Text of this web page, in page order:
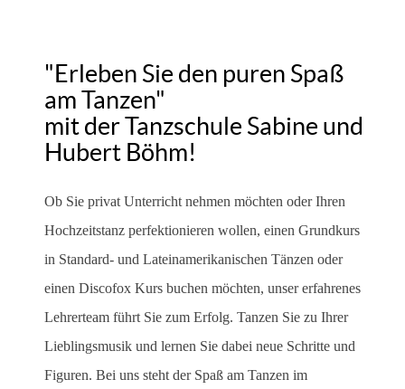
"Erleben Sie den puren Spaß
am Tanzen"
mit der Tanzschule Sabine und
Hubert Böhm!
Ob Sie privat Unterricht nehmen möchten oder Ihren
Hochzeitstanz perfektionieren wollen, einen Grundkurs
in Standard- und Lateinamerikanischen Tänzen oder
einen Discofox Kurs buchen möchten, unser erfahrenes
Lehrerteam führt Sie zum Erfolg. Tanzen Sie zu Ihrer
Lieblingsmusik und lernen Sie dabei neue Schritte und
Figuren. Bei uns steht der Spaß am Tanzen im